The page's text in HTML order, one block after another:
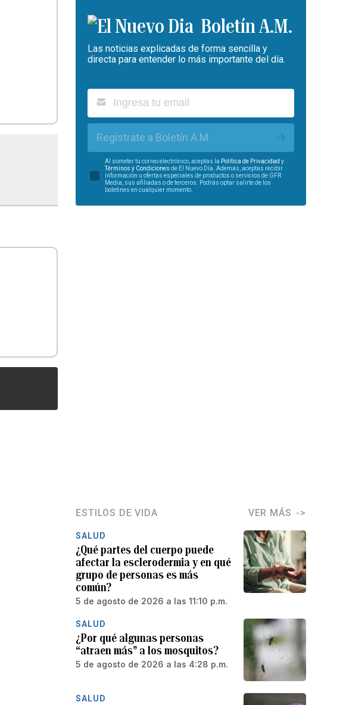
Boletín A.M.
Las noticias explicadas de forma sencilla y
directa para entender lo más importante del día.
Regístrate a Boletín A.M.
Al someter tu correo electrónico, aceptas la Política de Privacidad y
Términos y Condiciones de El Nuevo Día. Además, aceptas recibir
información u ofertas especiales de productos o servicios de GFR
Media, sus afiliadas o de terceros. Podrás optar salirte de los
boletines en cualquier momento.
ESTILOS DE VIDA VER MÁS
SALUD
¿Qué partes del cuerpo puede
afectar la esclerodermia y en qué
grupo de personas es más
común?
5 de agosto de 2026 a las 11:10 p.m.
SALUD
¿Por qué algunas personas
“atraen más” a los mosquitos?
5 de agosto de 2026 a las 4:28 p.m.
SALUD